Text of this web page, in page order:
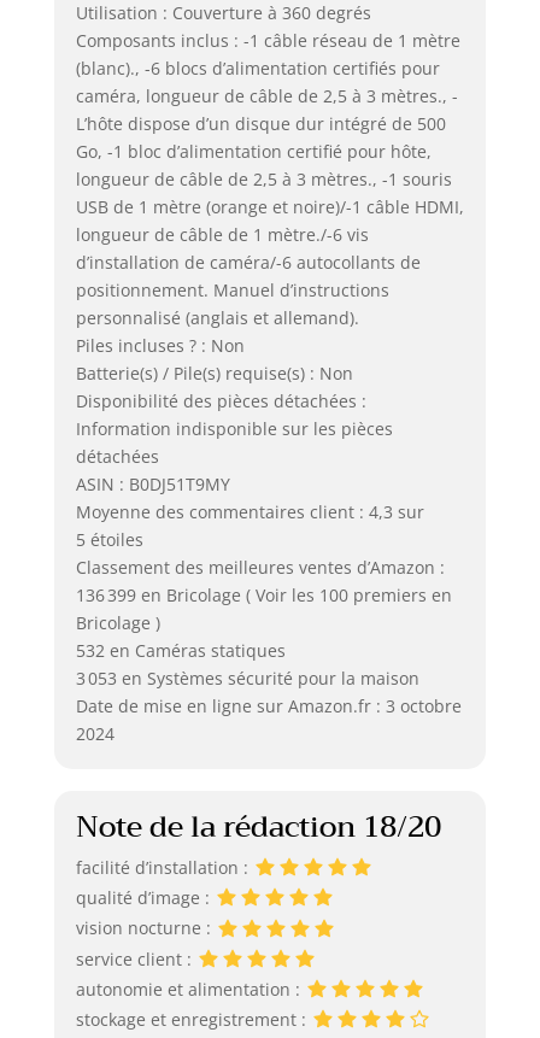
Utilisation : Couverture à 360 degrés
Composants inclus : -1 câble réseau de 1 mètre
(blanc)., -6 blocs d’alimentation certifiés pour
caméra, longueur de câble de 2,5 à 3 mètres., -
L’hôte dispose d’un disque dur intégré de 500
Go, -1 bloc d’alimentation certifié pour hôte,
longueur de câble de 2,5 à 3 mètres., -1 souris
USB de 1 mètre (orange et noire)/-1 câble HDMI,
longueur de câble de 1 mètre./-6 vis
d’installation de caméra/-6 autocollants de
positionnement. Manuel d’instructions
personnalisé (anglais et allemand).
Piles incluses ? : Non
Batterie(s) / Pile(s) requise(s) : Non
Disponibilité des pièces détachées :
Information indisponible sur les pièces
détachées
ASIN : B0DJ51T9MY
Moyenne des commentaires client : 4,3 sur
5 étoiles
Classement des meilleures ventes d’Amazon :
136 399 en Bricolage ( Voir les 100 premiers en
Bricolage )
532 en Caméras statiques
3 053 en Systèmes sécurité pour la maison
Date de mise en ligne sur Amazon.fr : 3 octobre
2024
Note de la rédaction 18/20
facilité d’installation :
qualité d’image :
vision nocturne :
service client :
autonomie et alimentation :
stockage et enregistrement :